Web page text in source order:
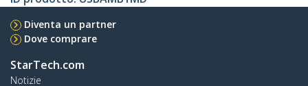
Diventa un partner
Dove comprare
StarTech.com
Notizie